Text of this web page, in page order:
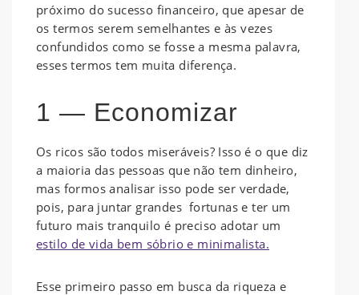
próximo do sucesso financeiro, que apesar de
os termos serem semelhantes e às vezes
confundidos como se fosse a mesma palavra,
esses termos tem muita diferença.
1 — Economizar
Os ricos são todos miseráveis? Isso é o que diz
a maioria das pessoas que não tem dinheiro,
mas formos analisar isso pode ser verdade,
pois, para juntar grandes fortunas e ter um
futuro mais tranquilo é preciso adotar um
estilo de vida bem sóbrio e minimalista.
Esse primeiro passo em busca da riqueza e